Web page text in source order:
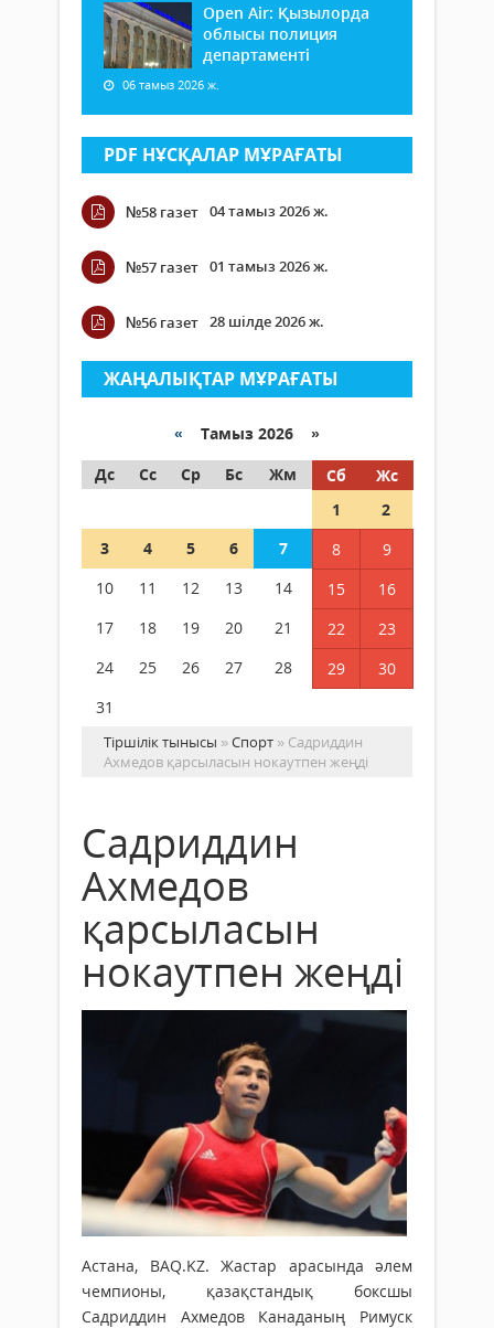
Open Air: Қызылорда
облысы полиция
департаменті
06 тамыз 2026 ж.
PDF НҰСҚАЛАР МҰРАҒАТЫ
№58 газет 04 тамыз 2026 ж.
№57 газет 01 тамыз 2026 ж.
№56 газет 28 шілде 2026 ж.
ЖАҢАЛЫҚТАР МҰРАҒАТЫ
« Тамыз 2026 »
Дс
Сс Ср Бс Жм Сб
Жс
1
2
3
4 5 6 7 8
9
10
11 12 13 14 15
16
17
18 19 20 21 22
23
24
25 26 27 28 29
30
31
Тіршілік тынысы »Спорт » Садриддин
Ахмедов қарсыласын нокаутпен жеңді
Садриддин
Ахмедов
қарсыласын
нокаутпен жеңді
Астана, BAQ.KZ. Жастар арасында әлем
чемпионы, қазақстандық боксшы
Садриддин Ахмедов Канаданың Римуск